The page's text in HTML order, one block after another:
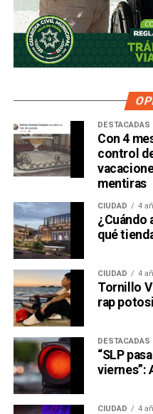
DESTACADAS
Con 4
control
mentiras
CIUDAD 4
¿Cuándo
qué
CIUDAD 4
Tornillo
rap
DESTACADAS
“SLP
viernes”:
CIUDAD 4